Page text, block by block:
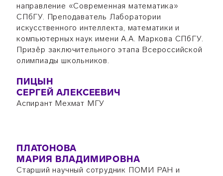
направление «Современная математика»
СПбГУ. Преподаватель Лаборатории
искусственного интеллекта, математики и
компьютерных наук имени А.А. Маркова СПбГУ.
Призёр заключительного этапа Всероссийской
олимпиады школьников.
ПИЦЫН
СЕРГЕЙ АЛЕКСЕЕВИЧ
Аспирант Мехмат МГУ
ПЛАТОНОВА
МАРИЯ ВЛАДИМИРОВНА
Старший научный сотрудник ПОМИ РАН и